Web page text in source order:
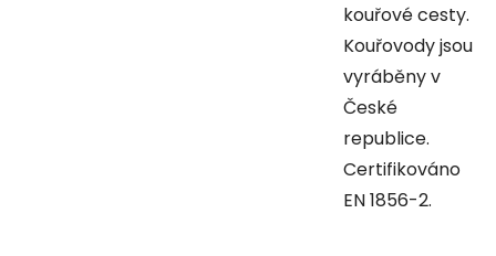
kouřové cesty.
Kouřovody jsou
vyráběny v
České
republice.
Certifikováno
EN 1856-2.